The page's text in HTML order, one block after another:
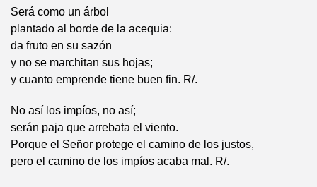
Será como un árbol
plantado al borde de la acequia:
da fruto en su sazón
y no se marchitan sus hojas;
y cuanto emprende tiene buen fin. R/.
No así los impíos, no así;
serán paja que arrebata el viento.
Porque el Señor protege el camino de los justos,
pero el camino de los impíos acaba mal. R/.